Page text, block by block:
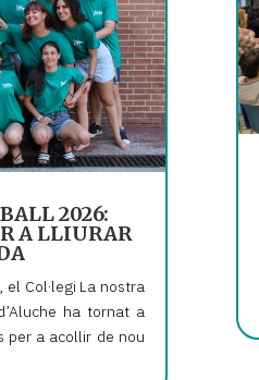
2026:
A LLIURAR
el Col·legi La nostra
ha tornat a
per a acollir de nou